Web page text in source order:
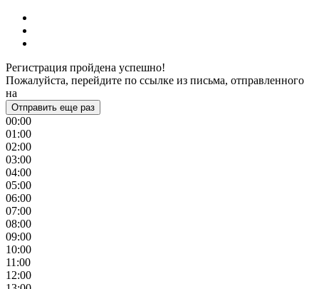
Регистрация пройдена успешно!
Пожалуйста, перейдите по ссылке из письма, отправленного
на
Отправить еще раз
00:00
01:00
02:00
03:00
04:00
05:00
06:00
07:00
08:00
09:00
10:00
11:00
12:00